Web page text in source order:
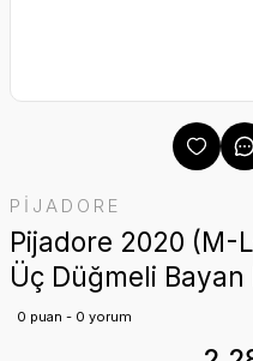
PİJADORE
Pijadore 2020 (M-
Üç Düğmeli Bayan
0 puan - 0 yorum